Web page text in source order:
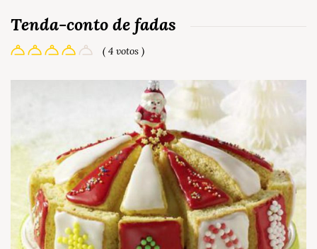
Tenda-conto de fadas
( 4 votos )